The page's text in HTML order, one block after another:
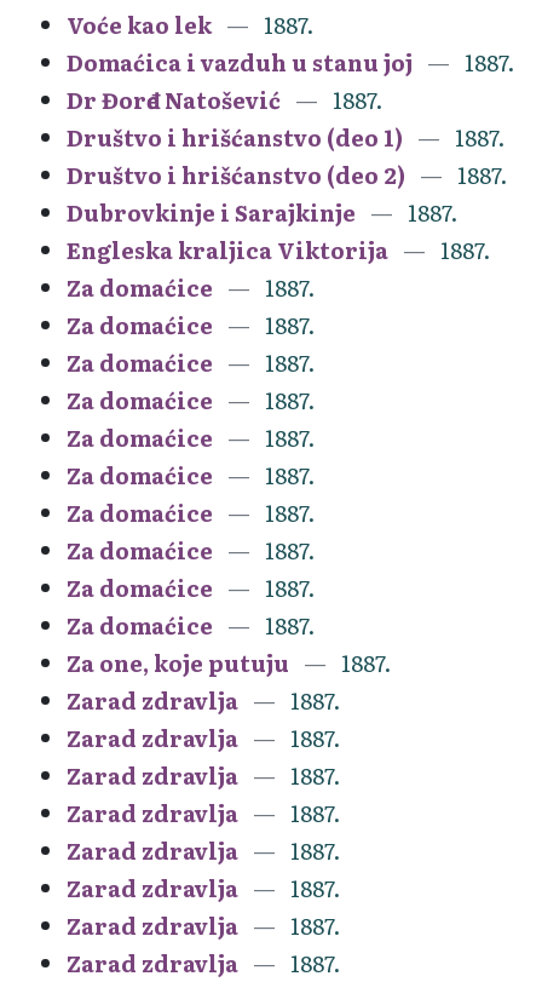
Voće kao lek
1887.
Domaćica i vazduh u stanu joj
1887.
Dr Đorđe Natošević
1887.
Društvo i hrišćanstvo (deo 1)
1887.
Društvo i hrišćanstvo (deo 2)
1887.
Dubrovkinje i Sarajkinje
1887.
Engleska kraljica Viktorija
1887.
Za domaćice
1887.
Za domaćice
1887.
Za domaćice
1887.
Za domaćice
1887.
Za domaćice
1887.
Za domaćice
1887.
Za domaćice
1887.
Za domaćice
1887.
Za domaćice
1887.
Za domaćice
1887.
Za one, koje putuju
1887.
Zarad zdravlja
1887.
Zarad zdravlja
1887.
Zarad zdravlja
1887.
Zarad zdravlja
1887.
Zarad zdravlja
1887.
Zarad zdravlja
1887.
Zarad zdravlja
1887.
Zarad zdravlja
1887.